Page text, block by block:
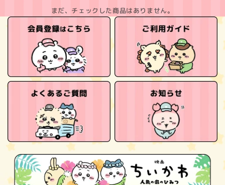
まだ、チェックした商品はありません。